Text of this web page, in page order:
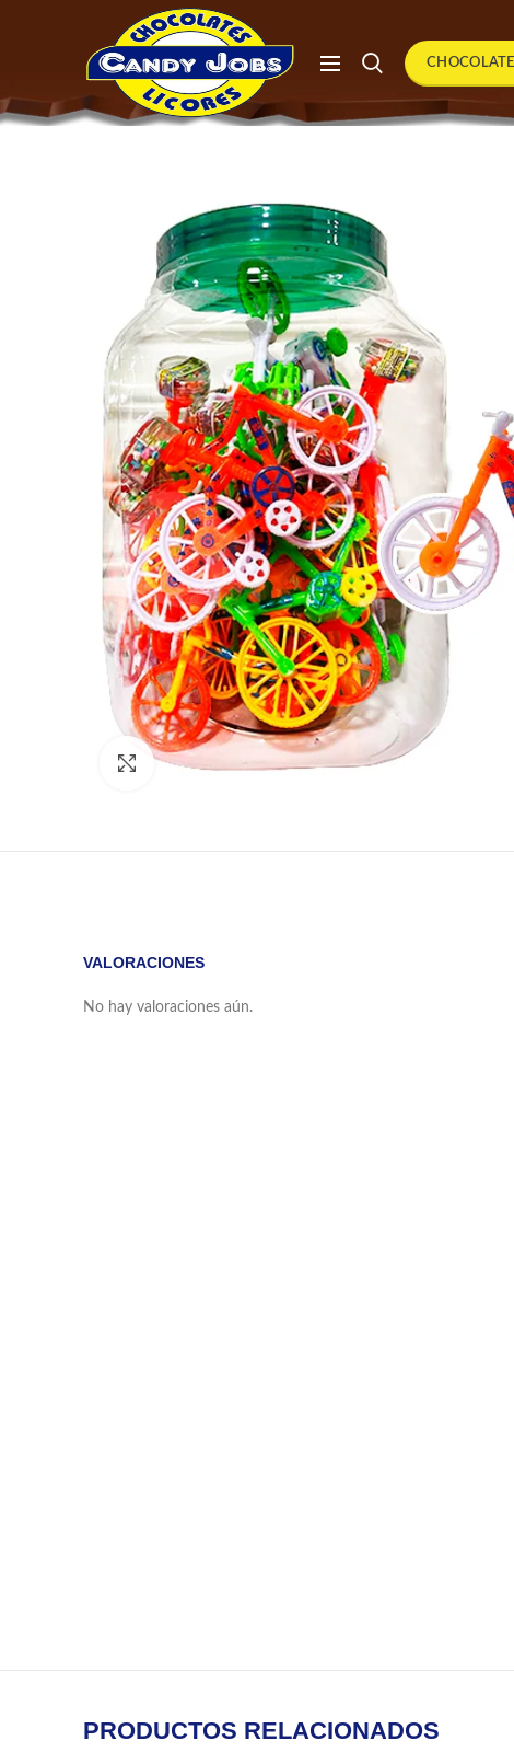
CHOCOLATE
Click to enlarge
VALORACIONES
No hay valoraciones aún.
PRODUCTOS RELACIONADOS